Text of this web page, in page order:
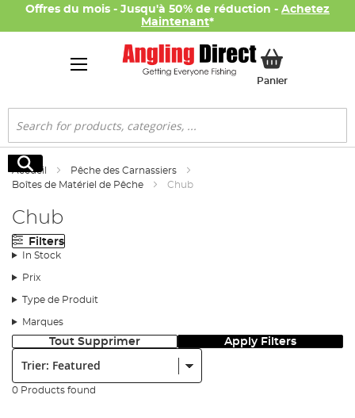
Offres du mois - Jusqu'à 50% de réduction - Achetez
Maintenant*
PanierMon panier
Rechercher
Rechercher
Accueil
Pêche des Carnassiers
Boîtes de Matériel de Pêche
Chub
Chub
Filters
In Stock
Prix
Type de Produit
Marques
Tout Supprimer Apply Filters
0 Products found